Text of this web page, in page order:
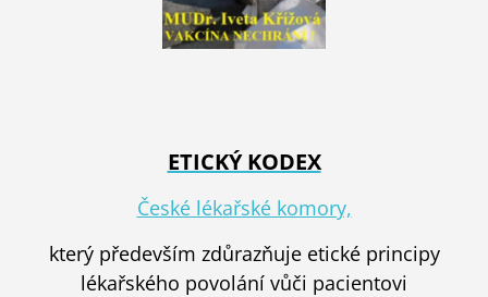
ETICKÝ KODEX
České lékařské komory,
který především zdůrazňuje etické principy
lékařského povolání vůči pacientovi